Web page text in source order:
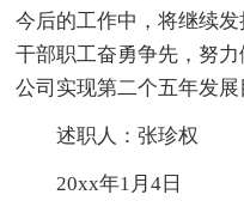
今后的工作中，将继续
干部职工奋勇争先，努
公司实现第二个五年发展
述职人：张珍权
20xx年1月4日